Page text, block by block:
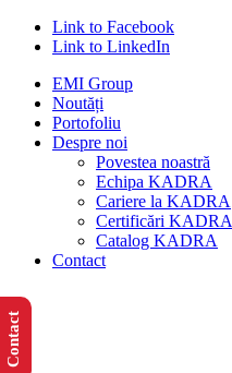
Link to Facebook
Link to LinkedIn
EMI Group
Noutăți
Portofoliu
Despre noi
Povestea noastră
Echipa KADRA
Cariere la KADRA
Certificări KADRA
Catalog KADRA
Contact
Contact